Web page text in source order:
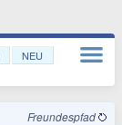
NEU
Freundespfad